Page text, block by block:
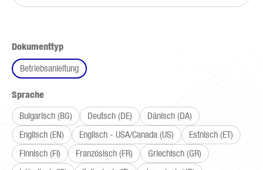
Dokumenttypauswählen
Betriebsanleitung
Spracheauswählen
Bulgarisch (BG)
Deutsch (DE)
Dänisch (DA)
Englisch (EN)
Englisch - USA/Canada (US)
Estnisch (ET)
Finnisch (FI)
Französisch (FR)
Griechisch (GR)